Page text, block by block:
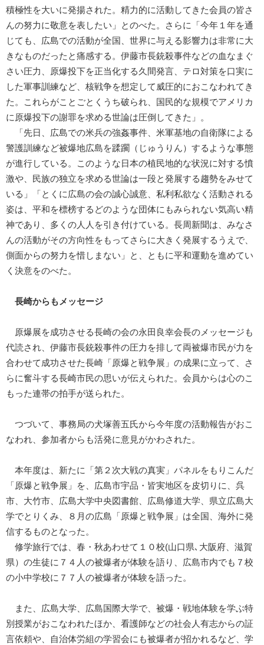
積極性を大いに発揚された。精力的に活動してきた会員の皆さ
んの努力に敬意を表したい」とのべた。さらに「今年１年を通
じても、広島での活動が全国、世界に与える影響力は非常に大
きなものだったと痛感する。伊藤市長銃殺事件などの血なまぐ
さい圧力、原爆投下を正当化する久間発言、テロ対策を口実に
した軍事訓練など、核戦争を想定して威圧的におこなわれてき
た。これらがことごとくうち破られ、国民的な規模でアメリカ
に原爆投下の謝罪を求める世論は圧倒してきた」。
「先日、広島での米兵の強姦事件、米軍基地の自衛隊による
警護訓練など被爆地広島を蹂躙（じゅうりん）するような事態
が進行している。このような日本の植民地的な状況に対する憤
激や、民族の独立を求める世論は一段と発展する趨勢をみせて
いる」「とくに広島の会の誠心誠意、私利私欲なく活動される
姿は、平和を標榜するどのような団体にもみられない気高い精
神であり、多くの人人を引き付けている。長周新聞は、みなさ
んの活動がその方向性をもってさらに大きく発展するうえで、
側面からの努力を惜しまない」と、ともに平和運動を進めてい
く決意をのべた。
長崎からもメッセージ
原爆展を成功させる長崎の会の永田良幸会長のメッセージも
代読され、伊藤市長銃殺事件の圧力を排して両被爆市民が力を
合わせて成功させた長崎「原爆と戦争展」の成果に立って、さ
らに奮斗する長崎市民の思いが伝えられた。会員からは心のこ
もった連帯の拍手が送られた。
つづいて、事務局の犬塚善五氏から今年度の活動報告がおこ
なわれ、参加者からも活発に意見がかわされた。
本年度は、新たに「第２次大戦の真実」パネルをもりこんだ
「原爆と戦争展」を、広島市宇品・皆実地区を皮切りに、呉
市、大竹市、広島大学中央図書館、広島修道大学、県立広島大
学でとりくみ、８月の広島「原爆と戦争展」は全国、海外に発
信するものとなった。
修学旅行では、春・秋あわせて１０校(山口県､大阪府、滋賀
県）の生徒に７４人の被爆者が体験を語り、広島市内でも７校
の小中学校に７７人の被爆者が体験を語った。
また、広島大学、広島国際大学で、被爆・戦地体験を学ぶ特
別授業がおこなわれたほか、看護師などの社会人有志からの証
言依頼や、自治体労組の学習会にも被爆者が招かれるなど、学